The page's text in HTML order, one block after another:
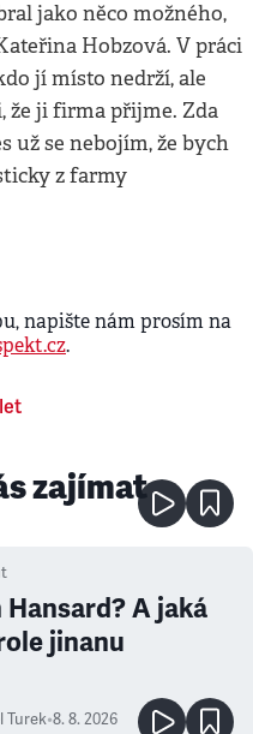
jako něco možného,
Hobzová. V práci
jí místo nedrží, ale
že ji firma přijme. Zda
už se nebojím, že bych
z farmy
napište nám prosím na
.
zajímat
A jaká
jinanu
Turek•8. 8. 2026